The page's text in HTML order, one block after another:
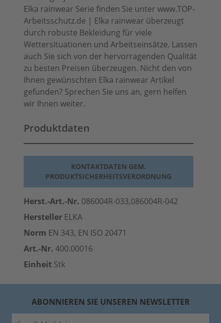
Elka rainwear Serie finden Sie unter www.TOP-
Arbeitsschutz.de | Elka rainwear überzeugt
durch robuste Bekleidung für viele
Wettersituationen und Arbeitseinsätze. Lassen
auch Sie sich von der hervorragenden Qualität
zu besten Preisen überzeugen. Nicht den von
Ihnen gewünschten Elka rainwear Artikel
gefunden? Sprechen Sie uns an, gern helfen
wir Ihnen weiter.
Produktdaten
KONTAKTDATEN GEM.
PRODUKTSICHERHEITSVERORDNUNG
Herst.-Art.-Nr. 086004R-033,086004R-042
Hersteller ELKA
Norm EN 343, EN ISO 20471
Art.-Nr. 400.00016
Einheit Stk
ABONNIEREN SIE UNSEREN NEWSLETTER